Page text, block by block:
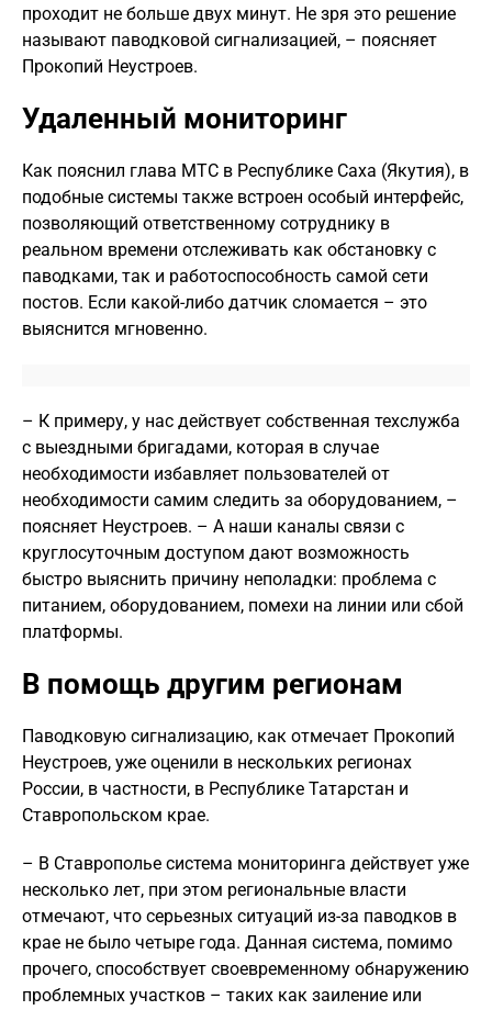
проходит не больше двух минут. Не зря это решение
называют паводковой сигнализацией, – поясняет
Прокопий Неустроев.
Удаленный мониторинг
Как пояснил глава МТС в Республике Саха (Якутия), в
подобные системы также встроен особый интерфейс,
позволяющий ответственному сотруднику в
реальном времени отслеживать как обстановку с
паводками, так и работоспособность самой сети
постов. Если какой-либо датчик сломается – это
выяснится мгновенно.
– К примеру, у нас действует собственная техслужба
с выездными бригадами, которая в случае
необходимости избавляет пользователей от
необходимости самим следить за оборудованием, –
поясняет Неустроев. – А наши каналы связи с
круглосуточным доступом дают возможность
быстро выяснить причину неполадки: проблема с
питанием, оборудованием, помехи на линии или сбой
платформы.
В помощь другим регионам
Паводковую сигнализацию, как отмечает Прокопий
Неустроев, уже оценили в нескольких регионах
России, в частности, в Республике Татарстан и
Ставропольском крае.
– В Ставрополье система мониторинга действует уже
несколько лет, при этом региональные власти
отмечают, что серьезных ситуаций из-за паводков в
крае не было четыре года. Данная система, помимо
прочего, способствует своевременному обнаружению
проблемных участков – таких как заиление или